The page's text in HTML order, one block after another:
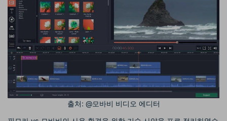
출처: @모바비 비디오 에디터